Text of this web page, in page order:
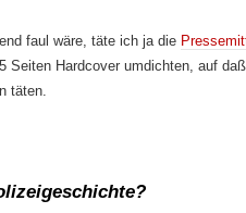
faul wäre, täte ich ja die
Seiten Hardcover umdichten, auf
täten.